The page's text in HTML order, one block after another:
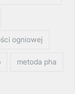
ogniowej
metoda pha